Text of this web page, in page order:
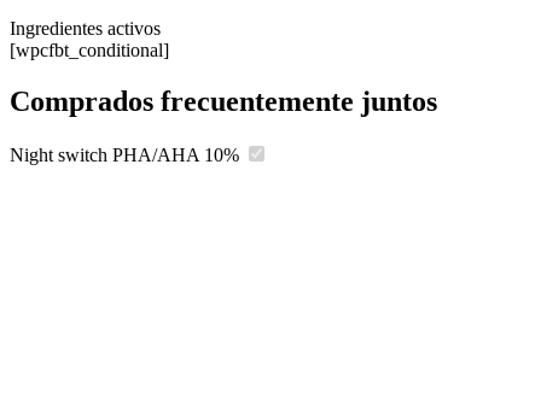
Ingredientes activos
[wpcfbt_conditional]
Comprados frecuentemente juntos
Night switch PHA/AHA 10%